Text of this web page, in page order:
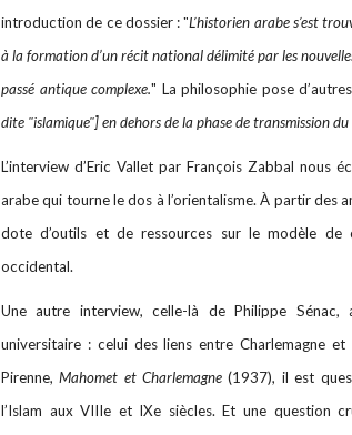
introduction de ce dossier : "L’historien arabe s’est
à la formation d’un récit national délimité par les
passé antique complexe." La philosophie pose
dite "islamique"] en dehors de la phase de transmission
L’interview d’Eric Vallet par François Zabbal nous
arabe qui tourne le dos à l’orientalisme. À partir des
dote d’outils et de ressources sur le modèle de
occidental.
Une autre interview, celle-là de Philippe Sénac,
universitaire : celui des liens entre Charlemagne et
Pirenne, Mahomet et Charlemagne (1937), il est
l’Islam aux VIIIe et IXe siècles. Et une question